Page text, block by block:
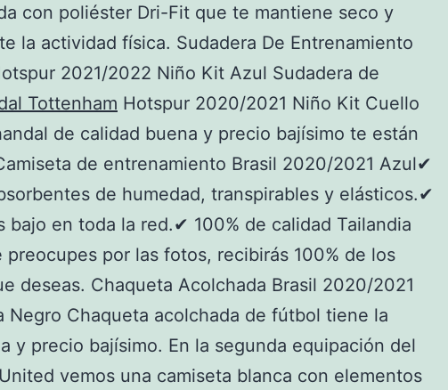
con poliéster Dri-Fit que te mantiene seco y
la actividad física. Sudadera De Entrenamiento
2021/2022 Niño Kit Azul Sudadera de
Tottenham Hotspur 2020/2021 Niño Kit Cuello
de calidad buena y precio bajísimo te están
de entrenamiento Brasil 2020/2021 Azul✔
de humedad, transpirables y elásticos.✔
bajo en toda la red.✔ 100% de calidad Tailandia
por las fotos, recibirás 100% de los
deseas. Chaqueta Acolchada Brasil 2020/2021
Negro Chaqueta acolchada de fútbol tiene la
y precio bajísimo. En la segunda equipación del
vemos una camiseta blanca con elementos